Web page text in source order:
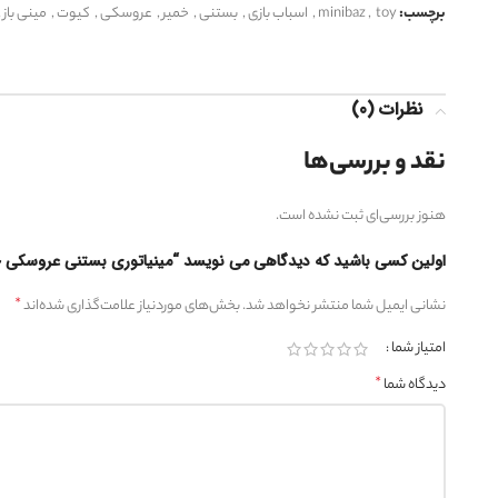
برچسب:
minibaz, toy
, اسباب بازی, بستنی, خمیر, عروسکی, کیوت, مینی باز
نظرات (0)
نقد و بررسی‌ها
هنوز بررسی‌ای ثبت نشده است.
اولین کسی باشید که دیدگاهی می نویسد “مینیاتوری بستنی
نشانی ایمیل شما منتشر نخواهد شد.بخش‌های موردنیاز علامت‌گذاری شده‌اند*
امتیاز شما
دیدگاه شما*